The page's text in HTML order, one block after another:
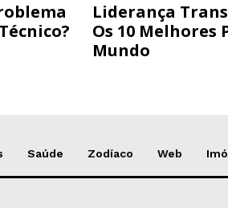
Liderança
Os 10 Melhores
Mundo
Saúde Zodíaco Web